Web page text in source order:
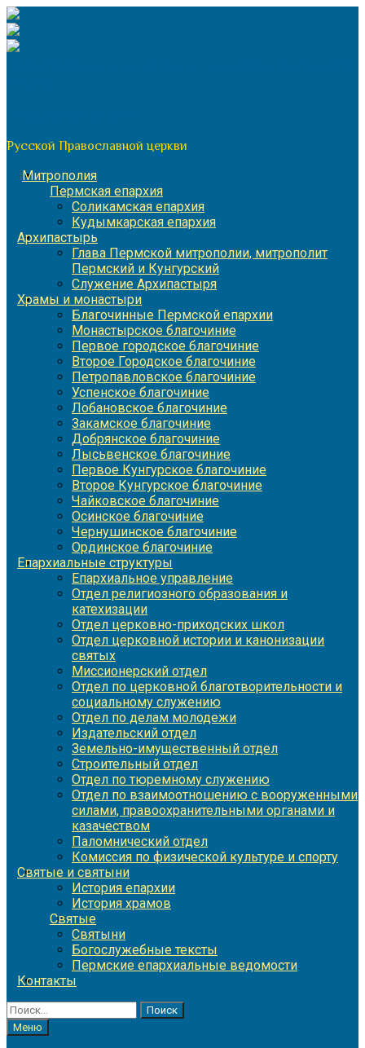
Перейти
к
содержимому
Русской Православной церкви
Митрополия
Пермская епархия
Соликамская епархия
Кудымкарская епархия
Архипастырь
Глава Пермской митрополии, митрополит
Пермский и Кунгурский
Служение Архипастыря
Храмы и монастыри
Благочинные Пермской епархии
Монастырское благочиние
Первое городское благочиние
Второе Городское благочиние
Петропавловское благочиние
Успенское благочиние
Лобановское благочиние
Закамское благочиние
Добрянское благочиние
Лысьвенское благочиние
Первое Кунгурское благочиние
Второе Кунгурское благочиние
Чайковское благочиние
Осинское благочиние
Чернушинское благочиние
Ординское благочиние
Епархиальные структуры
Епархиальное управление
Отдел религиозного образования и
катехизации
Отдел церковно-приходских школ
Отдел церковной истории и канонизации
святых
Миссионерский отдел
Отдел по церковной благотворительности и
социальному служению
Отдел по делам молодежи
Издательский отдел
Земельно-имущественный отдел
Строительный отдел
Отдел по тюремному служению
Отдел по взаимоотношению с вооруженными
силами, правоохранительными органами и
казачеством
Паломнический отдел
Комиссия по физической культуре и спорту
Святые и святыни
История епархии
История храмов
Святые
Святыни
Богослужебные тексты
Пермские епархиальные ведомости
Контакты
Найти:
Меню